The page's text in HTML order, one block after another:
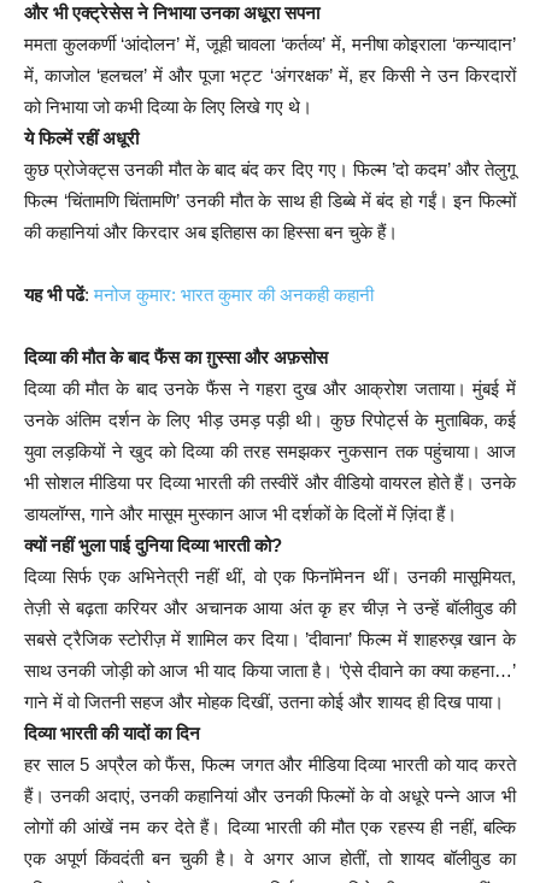
और भी एक्ट्रेसेस ने निभाया उनका अधूरा सपना
ममता कुलकर्णी ‘आंदोलन’ में, जूही चावला ‘कर्तव्य’ में, मनीषा कोइराला ‘कन्यादान’
में, काजोल ‘हलचल’ में और पूजा भट्ट ‘अंगरक्षक’ में, हर किसी ने उन किरदारों
को निभाया जो कभी दिव्या के लिए लिखे गए थे।
ये फिल्में रहीं अधूरी
कुछ प्रोजेक्ट्स उनकी मौत के बाद बंद कर दिए गए। फिल्म ’दो कदम’ और तेलुगू
फिल्म ‘चिंतामणि चिंतामणि’ उनकी मौत के साथ ही डिब्बे में बंद हो गईं। इन फिल्मों
की कहानियां और किरदार अब इतिहास का हिस्सा बन चुके हैं।
यह भी पढें:मनोज कुमार: भारत कुमार की अनकही कहानी
दिव्या की मौत के बाद फैंस का ग़ुस्सा और अफ़सोस
दिव्या की मौत के बाद उनके फैंस ने गहरा दुख और आक्रोश जताया। मुंबई में
उनके अंतिम दर्शन के लिए भीड़ उमड़ पड़ी थी। कुछ रिपोर्ट्स के मुताबिक, कई
युवा लड़कियों ने खुद को दिव्या की तरह समझकर नुकसान तक पहुंचाया। आज
भी सोशल मीडिया पर दिव्या भारती की तस्वीरें और वीडियो वायरल होते हैं। उनके
डायलॉग्स, गाने और मासूम मुस्कान आज भी दर्शकों के दिलों में ज़िंदा हैं।
क्यों नहीं भुला पाई दुनिया दिव्या भारती को?
दिव्या सिर्फ एक अभिनेत्री नहीं थीं, वो एक फिनॉमेनन थीं। उनकी मासूमियत,
तेज़ी से बढ़ता करियर और अचानक आया अंत कृ हर चीज़ ने उन्हें बॉलीवुड की
सबसे ट्रैजिक स्टोरीज़ में शामिल कर दिया। ’दीवाना’ फिल्म में शाहरुख़ खान के
साथ उनकी जोड़ी को आज भी याद किया जाता है। ‘ऐसे दीवाने का क्या कहना…’
गाने में वो जितनी सहज और मोहक दिखीं, उतना कोई और शायद ही दिख पाया।
दिव्या भारती की यादों का दिन
हर साल 5 अप्रैल को फैंस, फिल्म जगत और मीडिया दिव्या भारती को याद करते
हैं। उनकी अदाएं, उनकी कहानियां और उनकी फिल्मों के वो अधूरे पन्ने आज भी
लोगों की आंखें नम कर देते हैं। दिव्या भारती की मौत एक रहस्य ही नहीं, बल्कि
एक अपूर्ण किंवदंती बन चुकी है। वे अगर आज होतीं, तो शायद बॉलीवुड का